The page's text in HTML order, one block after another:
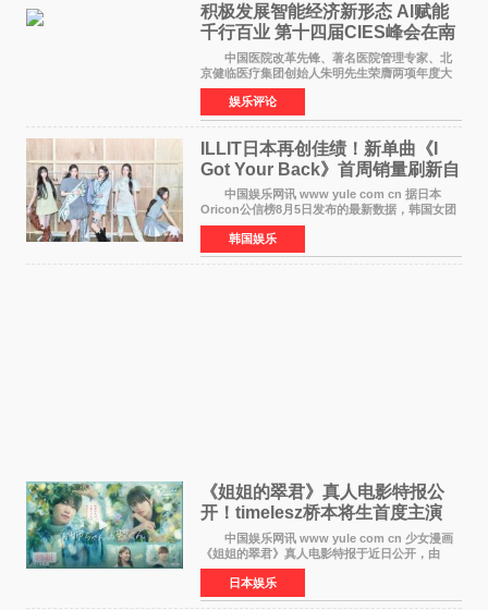
积极发展智能经济新形态 Al赋能
千行百业 第十四届CIES峰会在南
京盛大召开
中国医院改革先锋、著名医院管理专家、北
京健临医疗集团创始人朱明先生荣膺两项年度大
奖 2026年7月31日，盛夏金陵，长江之畔，
以重落地·真务实·强链接为主题的2026&lsquo;人
工智能+&rsquo
娱乐评论
ILLIT日本再创佳绩！新单曲《I
Got Your Back》首周销量刷新自
身纪录
中国娱乐网讯 www yule com cn 据日本
Oricon公信榜8月5日发布的最新数据，韩国女团
ILLIT在日本发行的第二张单曲《I Got Your
Back》首周销量达到71,009张，成功跻身最新一
期周单曲排行
韩国娱乐
《姐姐的翠君》真人电影特报公
开！timelesz桥本将生首度主演
12月4日上映
中国娱乐网讯 www yule com cn 少女漫画
《姐姐的翠君》真人电影特报于近日公开，由
timelesz成员桥本将生担任主演，这也是他首次
担任电影主演，引发高度关注。 女高中生咲
苗翠（中岛瑠菜
日本娱乐